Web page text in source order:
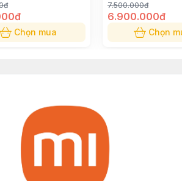
Chọn mua
7.500.000đ
6.900.000đ
Chọn